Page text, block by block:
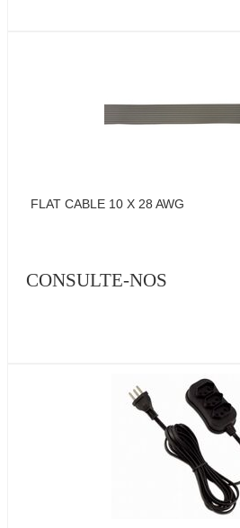
FLAT CABLE 10 X 28 AWG
CONSULTE-NOS